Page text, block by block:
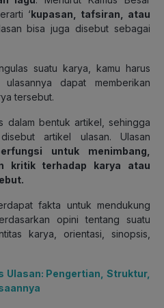
‘kupasan, tafsiran, atau
bisa juga disebut sebagai
suatu karya, kamu harus
dapat memberikan
tersebut.
dalam bentuk artikel, sehingga
artikel ulasan. Ulasan
untuk menimbang,
kritik terhadap karya atau
fakta untuk mendukung
opini tentang suatu
karya, orientasi, sinopsis,
Ulasan: Pengertian, Struktur,